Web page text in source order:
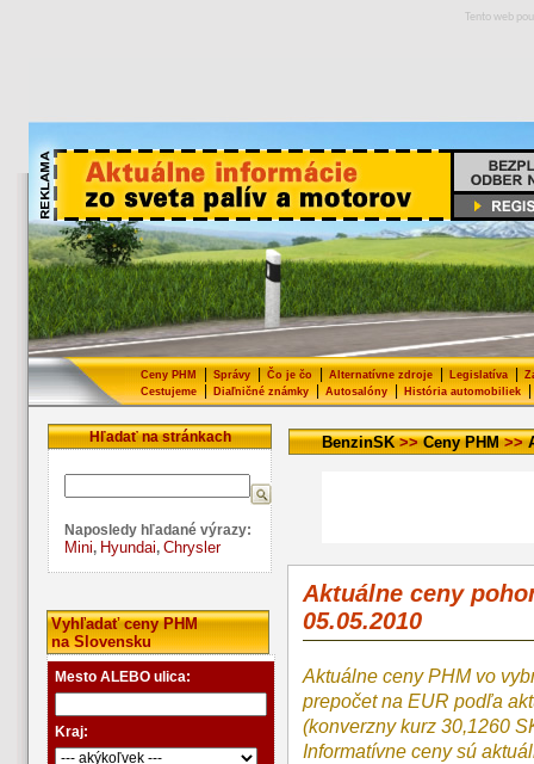
Tento web
Ceny PHM Správy Čo je čo Alternatívne zdroje Legislatíva
Cestujeme| Diaľničné známky| Autosalóny| História automobiliek|
Hľadať na stránkach
Naposledy hľadané výrazy:
Mini, Hyundai, Chrysler
Vyhľadať ceny PHM
na Slovensku
Mesto ALEBO ulica:
Kraj:
BenzinSK>>Ceny PHM>>
Aktuálne ceny
05.05.2010
Aktuálne ceny PHM vo
prepočet na EUR podľa
(konverzny kurz 30,1260
Informatívne ceny sú